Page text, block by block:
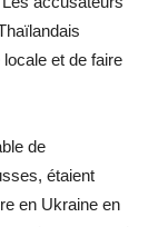
locale et de faire
de
étaient
en Ukraine en